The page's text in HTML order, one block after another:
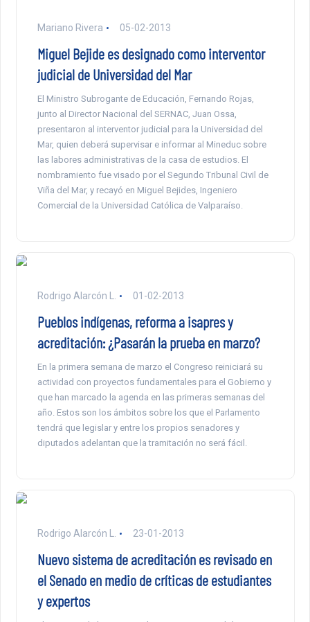
Mariano Rivera 05-02-2013
Miguel Bejide es designado como interventor
judicial de Universidad del Mar
El Ministro Subrogante de Educación, Fernando Rojas,
junto al Director Nacional del SERNAC, Juan Ossa,
presentaron al interventor judicial para la Universidad del
Mar, quien deberá supervisar e informar al Mineduc sobre
las labores administrativas de la casa de estudios. El
nombramiento fue visado por el Segundo Tribunal Civil de
Viña del Mar, y recayó en Miguel Bejides, Ingeniero
Comercial de la Universidad Católica de Valparaíso.
Rodrigo Alarcón L. 01-02-2013
Pueblos indígenas, reforma a isapres y
acreditación: ¿Pasarán la prueba en marzo?
En la primera semana de marzo el Congreso reiniciará su
actividad con proyectos fundamentales para el Gobierno y
que han marcado la agenda en las primeras semanas del
año. Estos son los ámbitos sobre los que el Parlamento
tendrá que legislar y entre los propios senadores y
diputados adelantan que la tramitación no será fácil.
Rodrigo Alarcón L. 23-01-2013
Nuevo sistema de acreditación es revisado en
el Senado en medio de críticas de estudiantes
y expertos